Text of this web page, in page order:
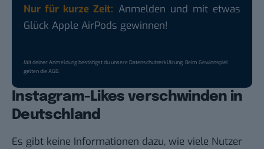
Nur für kurze Zeit: Anmelden und mit etwas
Glück Apple AirPods gewinnen!
Mit deiner Anmeldung bestätigst du unsereDatenschutzerklärung. Beim Gewinnspiel
gelten dieAGB.
Instagram-Likes verschwinden in
Deutschland
Es gibt keine Informationen dazu, wie viele Nutzer